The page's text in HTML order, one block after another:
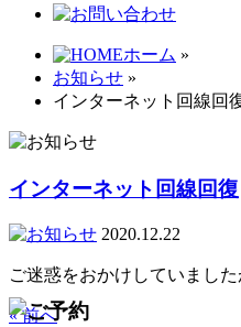
ホーム »
お知らせ »
インターネット回線回
インターネット回線回復
2020.12.22
ご迷惑をおかけしていまし
« 前へ